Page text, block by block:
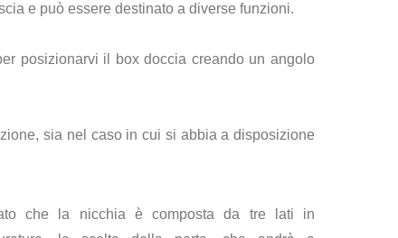
e può essere destinato a diverse funzioni.
posizionarvi il box doccia creando un angolo
sia nel caso in cui si abbia a disposizione
che la nicchia è composta da tre lati in